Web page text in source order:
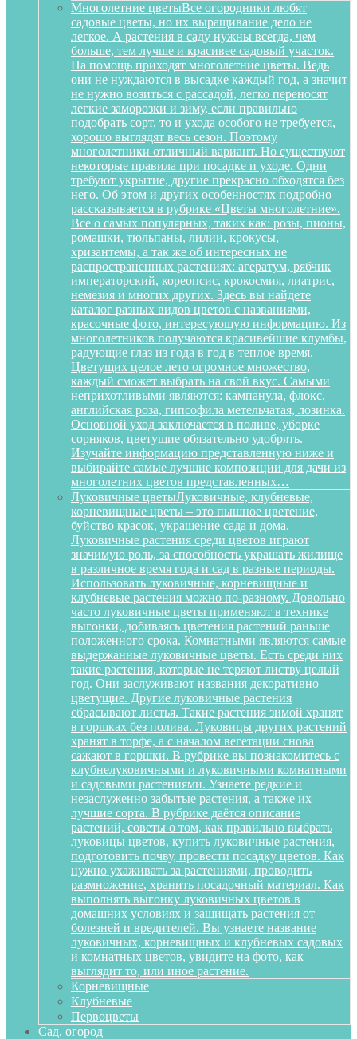
Многолетние цветыВсе огородники любят
садовые цветы, но их выращивание дело не
легкое. А растения в саду нужны всегда, чем
больше, тем лучше и красивее садовый участок.
На помощь приходят многолетние цветы. Ведь
они не нуждаются в высадке каждый год, а значит
не нужно возиться с рассадой, легко переносят
легкие заморозки и зиму, если правильно
подобрать сорт, то и ухода особого не требуется,
хорошо выглядят весь сезон. Поэтому
многолетники отличный вариант. Но существуют
некоторые правила при посадке и уходе. Одни
требуют укрытие, другие прекрасно обходятся без
него. Об этом и других особенностях подробно
рассказывается в рубрике «Цветы многолетние».
Все о самых популярных, таких как: розы, пионы,
ромашки, тюльпаны, лилии, крокусы,
хризантемы, а так же об интересных не
распространенных растениях: агератум, рябчик
императорский, кореопсис, крокосмия, лиатрис,
немезия и многих других. Здесь вы найдете
каталог разных видов цветов с названиями,
красочные фото, интересующую информацию. Из
многолетников получаются красивейшие клумбы,
радующие глаз из года в год в теплое время.
Цветущих целое лето огромное множество,
каждый сможет выбрать на свой вкус. Самыми
неприхотливыми являются: кампанула, флокс,
английская роза, гипсофила метельчатая, лозинка.
Основной уход заключается в поливе, уборке
сорняков, цветущие обязательно удобрять.
Изучайте информацию представленную ниже и
выбирайте самые лучшие композиции для дачи из
многолетних цветов представленных…
Луковичные цветыЛуковичные, клубневые,
корневищные цветы – это пышное цветение,
буйство красок, украшение сада и дома.
Луковичные растения среди цветов играют
значимую роль, за способность украшать жилище
в различное время года и сад в разные периоды.
Использовать луковичные, корневищные и
клубневые растения можно по-разному. Довольно
часто луковичные цветы применяют в технике
выгонки, добиваясь цветения растений раньше
положенного срока. Комнатными являются самые
выдержанные луковичные цветы. Есть среди них
такие растения, которые не теряют листву целый
год. Они заслуживают названия декоративно
цветущие. Другие луковичные растения
сбрасывают листья. Такие растения зимой хранят
в горшках без полива. Луковицы других растений
хранят в торфе, а с началом вегетации снова
сажают в горшки. В рубрике вы познакомитесь с
клубнелуковичными и луковичными комнатными
и садовыми растениями. Узнаете редкие и
незаслуженно забытые растения, а также их
лучшие сорта. В рубрике даётся описание
растений, советы о том, как правильно выбрать
луковицы цветов, купить луковичные растения,
подготовить почву, провести посадку цветов. Как
нужно ухаживать за растениями, проводить
размножение, хранить посадочный материал. Как
выполнять выгонку луковичных цветов в
домашних условиях и защищать растения от
болезней и вредителей. Вы узнаете название
луковичных, корневищных и клубневых садовых
и комнатных цветов, увидите на фото, как
выглядит то, или иное растение.
Корневищные
Клубневые
Первоцветы
Сад, огород